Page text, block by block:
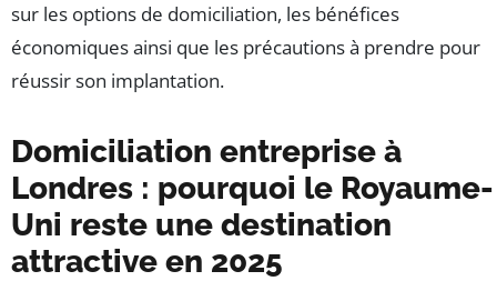
sur les options de domiciliation, les bénéfices
économiques ainsi que les précautions à prendre pour
réussir son implantation.
Domiciliation entreprise à
Londres : pourquoi le Royaume-
Uni reste une destination
attractive en 2025